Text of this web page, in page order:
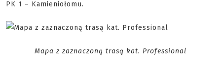
PK 1 – Kamieniołomu.
Mapa z zaznaczoną trasą kat. Professional